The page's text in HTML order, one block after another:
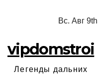
Вс. Авг
vipdomstroi
Легенды дальних